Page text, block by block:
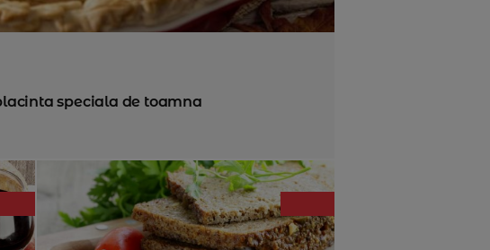
speciala de toamna